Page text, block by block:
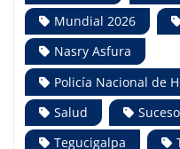
Mundial 2026
Nasry Asfura
Policía Nacional de
Salud
Tegucigalpa